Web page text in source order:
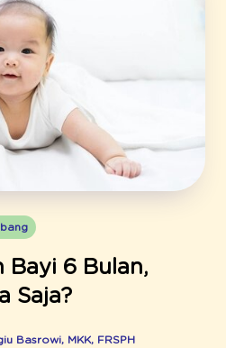
Bayi 6 Bulan,
Saja?
Basrowi, MKK, FRSPH